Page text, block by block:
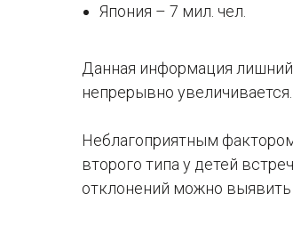
Япония – 7 мил. чел.
Данная информация
непрерывно увеличивается.
Неблагоприятным
второго типа у детей
отклонений можно